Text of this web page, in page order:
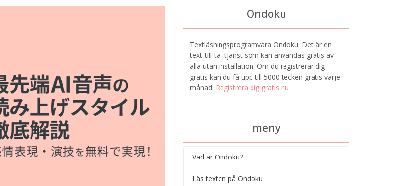
Ondoku
Textläsningsprogramvara Ondoku. Det är en
text-till-tal-tjänst som kan användas gratis av
alla utan installation. Om du registrerar dig
gratis kan du få upp till 5000 tecken gratis varje
månad. Registrera dig gratis nu
meny
Vad är Ondoku?
Läs texten på Ondoku